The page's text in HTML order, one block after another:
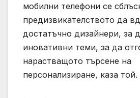
мобилни телефони се
предизвикателството да
достатъчно дизайнери, за
иновативни теми, за да
нарастващото търсене на
персонализиране, каза той.